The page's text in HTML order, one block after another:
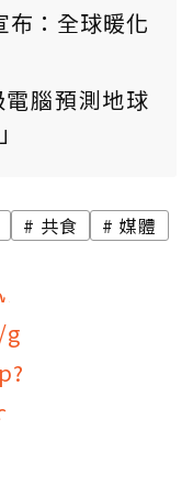
布：全球暖化
腦預測地球
共食 媒體